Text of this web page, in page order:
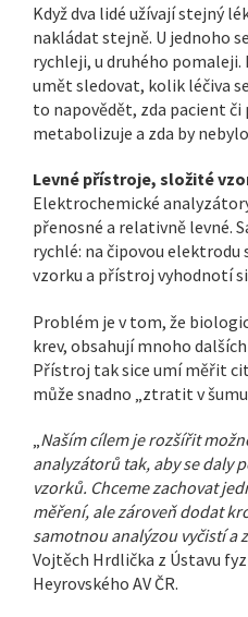
Když dva lidé užívají stejný
nakládat stejně. U jednoho
rychleji, u druhého
umět sledovat, kolik léčiva
to napovědět, zda pacient
metabolizuje a zda by
Levné přístroje, složité
Elektrochemické
přenosné a relativně levné.
rychlé: na čipovou elektrodu
vzorku a přístroj vyhodnotí
Problém je v tom, že
krev, obsahují mnoho
Přístroj tak sice umí měřit
může snadno „ztratit v
„Naším cílem je rozšířit
analyzátorů tak, aby se daly
vzorků. Chceme zachovat
měření, ale zároveň dodat
samotnou analýzou vyčistí a
Vojtěch Hrdlička z Ústavu
Heyrovského AV ČR.